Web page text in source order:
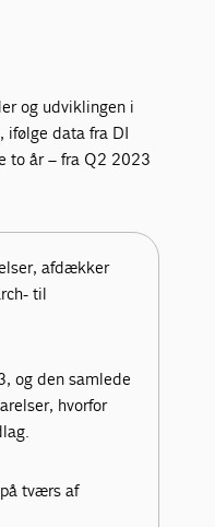
og udviklingen i
ifølge data fra DI
to år – fra Q2 2023
afdækker
til
og den samlede
hvorfor
tværs af